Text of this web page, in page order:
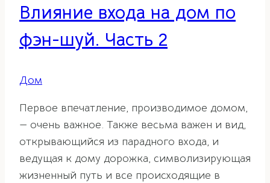
Влияние входа на дом по
фэн-шуй. Часть 2
Дом
Первое впечатление, производимое домом,
— очень важное. Также весьма важен и вид,
открывающийся из парадного входа, и
ведущая к дому дорожка, символизирующая
жизненный путь и все происходящие в